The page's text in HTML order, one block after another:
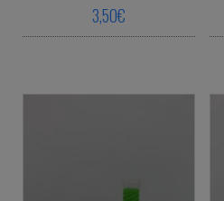
3,50€